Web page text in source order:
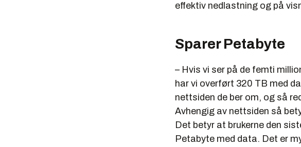
effektiv nedlastning og på
Sparer Petabyte
– Hvis vi ser på de femti
har vi overført 320 TB med
nettsiden de ber om, og så
Avhengig av nettsiden så
Det betyr at brukerne den
Petabyte med data. Det er